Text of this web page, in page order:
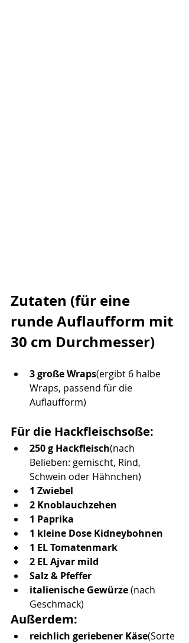
Zutaten (für eine
runde Auflaufform mit
30 cm Durchmesser)
3 große Wraps(ergibt 6 halbe
Wraps, passend für die
Auflaufform)
Für die Hackfleischsoße:
250 g Hackfleisch(nach
Belieben: gemischt, Rind,
Schwein oder Hähnchen)
1 Zwiebel
2 Knoblauchzehen
1 Paprika
1 kleine Dose Kidneybohnen
1 EL Tomatenmark
2 EL Ajvar mild
Salz & Pfeffer
italienische Gewürze (nach
Geschmack)
Außerdem:
reichlich geriebener Käse(Sorte